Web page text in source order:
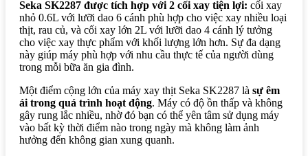
Seka SK2287 được tích hợp với 2 cối xay tiện lợi: cối xay
nhỏ 0.6L với lưỡi dao 6 cánh phù hợp cho việc xay nhiều loại
thịt, rau củ, và cối xay lớn 2L với lưỡi dao 4 cánh lý tưởng
cho việc xay thực phẩm với khối lượng lớn hơn. Sự đa dạng
này giúp máy phù hợp với nhu cầu thực tế của người dùng
trong mỗi bữa ăn gia đình.
Một điểm cộng lớn của máy xay thịt Seka SK2287 là sự êm
ái trong quá trình hoạt động. Máy có độ ồn thấp và không
gây rung lắc nhiều, nhờ đó bạn có thể yên tâm sử dụng máy
vào bất kỳ thời điểm nào trong ngày mà không làm ảnh
hưởng đến không gian xung quanh.